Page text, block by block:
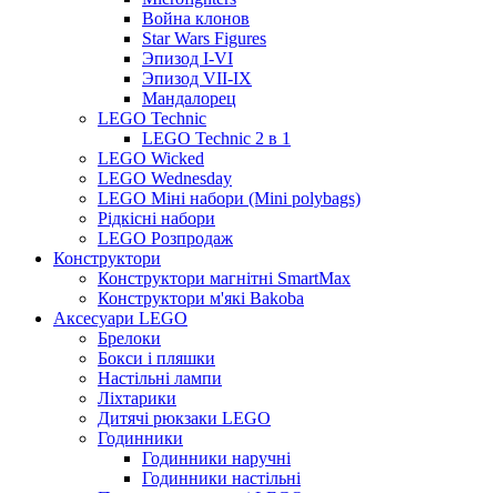
Война клонов
Star Wars Figures
Эпизод I-VI
Эпизод VII-IX
Мандалорец
LEGO Technic
LEGO Technic 2 в 1
LEGO Wicked
LEGO Wednesday
LEGO Міні набори (Mini polybags)
Рідкісні набори
LEGO Розпродаж
Конструктори
Конструктори магнітні SmartMax
Конструктори м'які Bakoba
Аксесуари LEGO
Брелоки
Бокси і пляшки
Настільні лампи
Ліхтарики
Дитячі рюкзаки LEGO
Годинники
Годинники наручні
Годинники настільні